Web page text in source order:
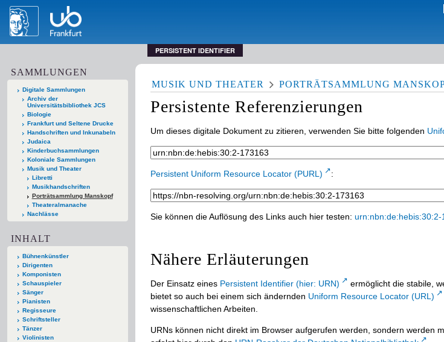
PERSISTENT IDENTIFIER
SAMMLUNGEN
Digitale Sammlungen
Archiv der
Universitätsbibliothek JCS
Biologie
Frankfurt und Seltene Drucke
Handschriften und Inkunabeln
Judaica
Kinderbuchsammlungen
Koloniale Sammlungen
Musik und Theater
Libretti
Musikhandschriften
Porträtsammlung Manskopf
Theateralmanache
Nachlässe
INHALT
Bühnenkünstler
Dirigenten
Komponisten
Schauspieler
Sänger
Pianisten
Regisseure
Schriftsteller
Tänzer
Violinisten
MUSIK UND THEATER PORTRÄTSAMMLUNG
Persistente Referenzierungen
Um dieses digitale Dokument zu zitieren, verwenden Sie bitte folgenden
Persistent Uniform Resource Locator (PURL) :
Sie können die Auflösung des Links auch hier testen: urn:nbn:de:hebis:30:2-
Nähere Erläuterungen
Der Einsatz eines Persistent Identifier (hier: URN)
ermöglicht die stabile,
bietet so auch bei einem sich ändernden Uniform Resource Locator (URL)
wissenschaftlichen Arbeiten.
URNs können nicht direkt im Browser aufgerufen werden, sondern werden